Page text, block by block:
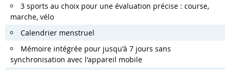
3 sports au choix pour une évaluation précise : course,
marche, vélo
Calendrier menstruel
Mémoire intégrée pour jusqu'à 7 jours sans
synchronisation avec l'appareil mobile